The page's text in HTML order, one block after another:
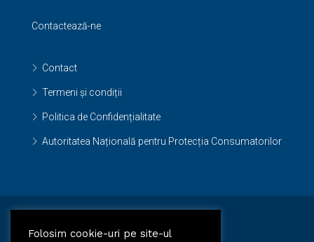
Contactează-ne
Contact
Termeni și condiții
Politica de Confidențialitate
Autoritatea Națională pentru Protecția Consumatorilor
Folosim cookie-uri pe site-ul